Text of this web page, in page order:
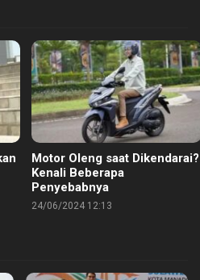
Motor Oleng saat Dikendarai?
Kenali Beberapa
Penyebabnya
24/06/2024 12:13